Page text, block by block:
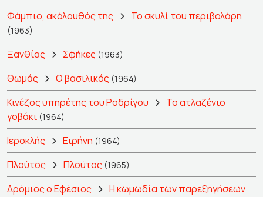
Φάμπιο, ακόλουθός της Το σκυλί του περιβολάρη
(1963)
Ξανθίας Σφήκες (1963)
Θωμάς Ο βασιλικός (1964)
Κινέζος υπηρέτης του Ροδρίγου
Το ατλαζένιο
γοβάκι (1964)
Ιεροκλής Ειρήνη (1964)
Πλούτος Πλούτος (1965)
Δρόμιος ο Εφέσιος Η κωμωδία των παρεξηγήσεων